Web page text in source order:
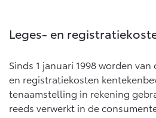
OOK ALS BATTERIJ-
ELEKTRISCH
Leges- en
Sinds 1 januari 1998 worden
en registratiekosten
tenaamstelling in rekening
reeds verwerkt in de